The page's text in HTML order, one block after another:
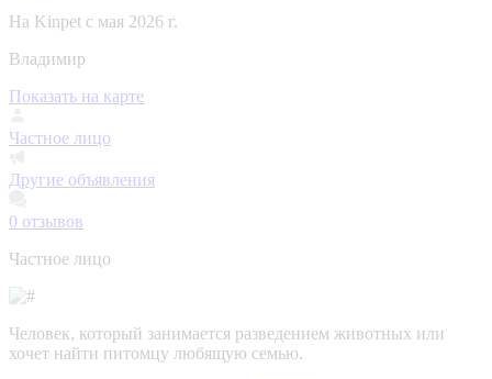
На Kinpet c мая 2026 г.
Владимир
Показать на карте
Частное лицо
Другие объявления
0 отзывов
Частное лицо
Человек, который занимается разведением животных или
хочет найти питомцу любящую семью.